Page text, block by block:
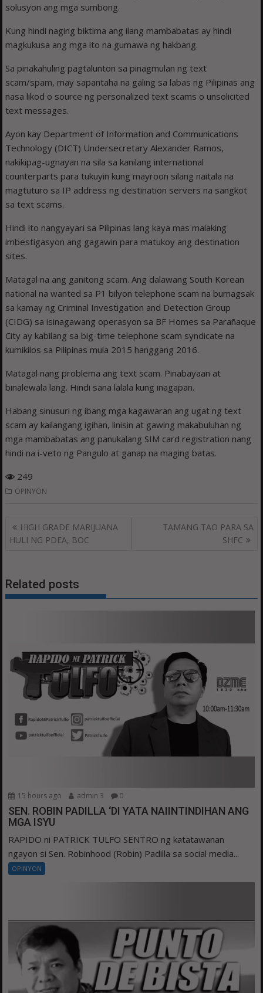
solusyon ang mga sumbong.
Kung hindi naging biktima ang ilang mambabatas ay hindi
magkukusa ang mga ito na gumawa ng hakbang.
Sa pinakahuling pagtalunton sa pinagmulan ng text
scam/spam, may sapantaha na galing sa labas ng Pilipinas ang
nasa likod o source ng personalized text scams o ­unsolicited
text messages.
Ayon kay Department of Information and Communications
Technology (DICT) Undersecretary Alexander Ramos,
nakikipag-ugnayan na sila sa kanilang international
counterparts para tukuyin kung mayroon silang naitala na
magtuturo sa IP address ng destination servers na sangkot
sa text scams.
Hindi ito nangyayari sa Pilipinas lang kaya mas malaking
imbestigasyon ang gagawin para matukoy ang destination
sites.
Matagal na ang ganitong scam. Ang dalawang South Korean
national na wanted sa P1 bilyon telephone scam na bumagsak
sa kamay ng Criminal Investigation and Detection Group
(CIDG) sa isinagawang operasyon sa BF Homes sa Parañaque
City ay kabilang sa big-time telephone scam syndicate na
kumikilos sa Pilipinas mula 2015 hanggang 2016.
Matagal nang problema ang text scam. Pinabayaan at
binalewala lang. Hindi sana lalala kung inagapan.
Habang sinusuri ng ibang mga kagawaran ang ugat ng text
scam ay kailangang igihan, linisin at gawing makabuluhan ng
mga mambabatas ang panukalang SIM card ­registration nang
hindi na i-veto ng Pangulo at ganap na maging batas.
249
OPINYON
Post
navigation
HIGH GRADE MARIJUANA
HULI NG PDEA, BOC
TAMANG TAO PARA SA
SHFC
Related posts
15 hours ago admin 3 0
SEN. ROBIN PADILLA ‘DI YATA NAIINTINDIHAN ANG
MGA ISYU
RAPIDO ni PATRICK TULFO SENTRO ng katatawanan
ngayon si Sen. Robinhood (Robin) Padilla sa social media...
OPINYON